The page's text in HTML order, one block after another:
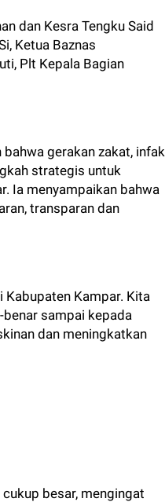
dan Kesra Tengku Said
Ketua Baznas
Plt Kepala Bagian
gerakan zakat, infak
strategis untuk
Ia menyampaikan bahwa
transparan dan
Kampar. Kita
sampai kepada
dan meningkatkan
besar, mengingat